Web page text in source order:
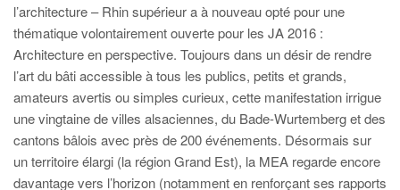
l’architecture – Rhin supérieur a à nouveau opté pour une
thématique volontairement ouverte pour les JA 2016 :
Architecture en perspective. Toujours dans un désir de rendre
l’art du bâti accessible à tous les publics, petits et grands,
amateurs avertis ou simples curieux, cette manifestation irrigue
une vingtaine de villes alsaciennes, du Bade-Wurtemberg et des
cantons bâlois avec près de 200 événements. Désormais sur
un territoire élargi (la région Grand Est), la MEA regarde encore
davantage vers l’horizon (notamment en renforçant ses rapports